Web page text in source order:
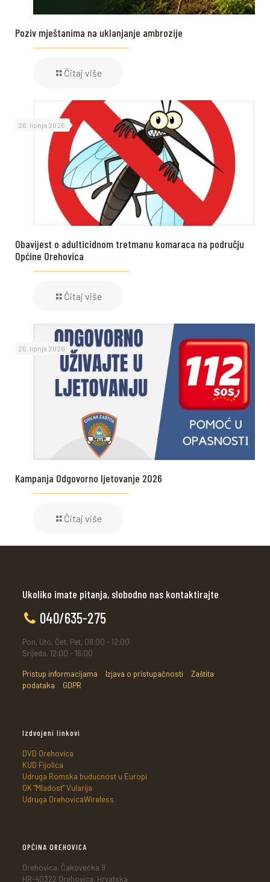
Poziv mještanima na uklanjanje ambrozije
Čitaj više
26. lipnja 2026.
Obavijest o adulticidnom tretmanu komaraca na području
Općine Orehovica
Čitaj više
25. lipnja 2026.
Kampanja Odgovorno ljetovanje 2026
Čitaj više
Ukoliko imate pitanja, slobodno nas kontaktirajte
040/635-275
Pon, Uto, Čet, Pet, 08:00 - 12:00
Srijeda, 12:00 - 16:00
Pristup informacijama Izjava o pristupačnosti
Zaštita
podataka
GDPR
Izdvojeni linkovi
DVD Orehovica
KUD Fijolica
Udruga Romska budućnost u Europi
OK "Mladost" Vularija
Udruga OrehovicaWireless
OPĆINA OREHOVICA
Orehovica, Čakovečka 9
HR-40322 Orehovica, Hrvatska